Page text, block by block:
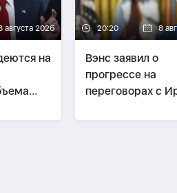
августа 2026
на
20:20 8
Вэнс заявил о
прогрессе на
переговорах с